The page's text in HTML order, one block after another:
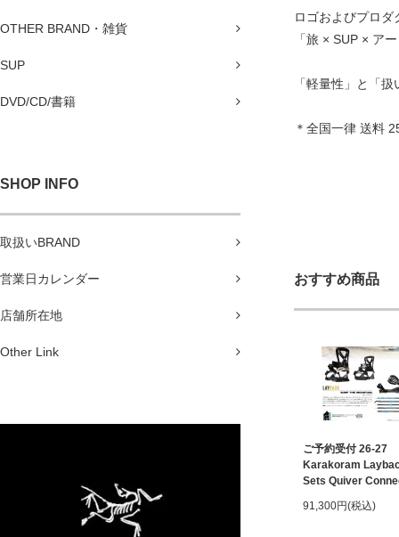
OTHER BRAND・雑貨
SUP
DVD/CD/書籍
SHOP INFO
取扱いBRAND
営業日カレンダー
店舗所在地
Other Link
ロゴおよびプロ
「旅 × SUP × ア
「軽量性」と「
＊全国一律 送料
おすすめ商品
ご予約受付 26-27
Karakoram
Sets Quiver
91,300円(税込)